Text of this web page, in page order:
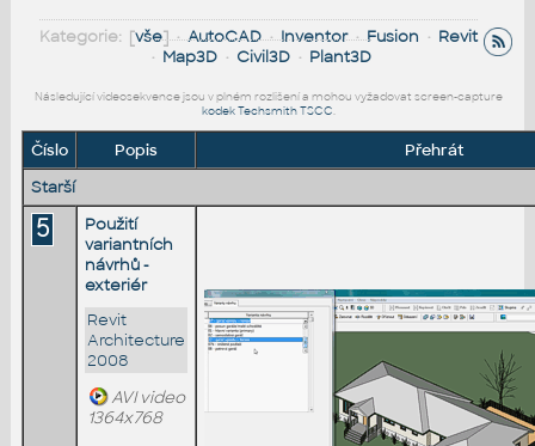
Kategorie: [vše] •AutoCAD•Inventor•Fusion • Revit
• Map3D• Civil3D• Plant3D
Následující videosekvence jsou v plném rozlišení a mohou vyžadovat screen-capture
kodek Techsmith TSCC.
Číslo Popis
Přehrát
Starší
5
Použití
variantních
návrhů -
exteriér
Revit
Architecture
2008
AVI video
1364x768